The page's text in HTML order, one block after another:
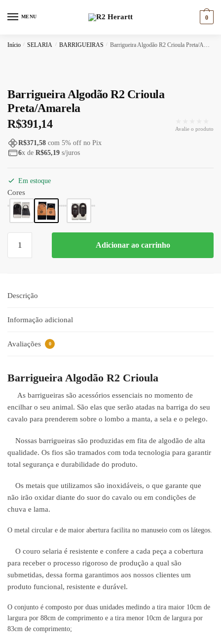
MENU 0
Início / SELARIA / BARRIGUEIRAS / Barrigueira Algodão R2 Crioula Preta/Amarela
Barrigueira Algodão R2 Crioula
Preta/Amarela
R$391,14 Avalie o produto
R$371,58 com 5% off no Pix
6x de R$65,19 s/juros
Em estoque
Cores
Algodão
quantidade
Adicionar ao carrinho
Descrição
Informação adicional
Avaliações 0
Barrigueira Algodão R2 Crioula
As barrigueiras são acessórios essenciais no momento de
encilhar o seu animal. São elas que serão atadas na barriga do seu
cavalo para prenderem sobre o lombo a manta, a sela e o pelego.
Nossas barrigueiras são produzidas em fita de algodão de alta
qualidade. Os fios são tramados com toda tecnologia para garantir
total segurança e durabilidade do produto.
Os metais que utilizamos são inoxidáveis, o que garante que
não irão oxidar diante do suor do cavalo ou em condições de
chuva e lama.
O metal circular e de maior abertura facilita no manuseio com os látegos.
O couro selaria é resistente e confere a cada peça a cobertura
para receber o processo rigoroso de produção a qual são
submetidas, dessa forma garantimos aos nossos clientes um
produto funcional, resistente e durável.
O conjunto é composto por duas unidades medindo a tira maior 10cm de
largura por 88cm de comprimento e a tira menor 10cm de largura por
83cm de comprimento;